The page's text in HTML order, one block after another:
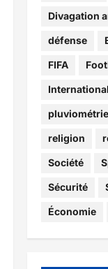
Divagation
défense
FIFA
International
pluviométrie
religion
Société
Sécurité
Économie